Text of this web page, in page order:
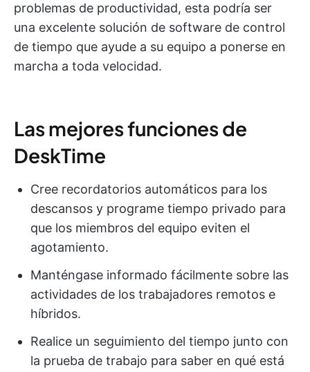
problemas de productividad, esta podría ser
una excelente solución de software de control
de tiempo que ayude a su equipo a ponerse en
marcha a toda velocidad.
Las mejores funciones de
DeskTime
Cree recordatorios automáticos para los
descansos y programe tiempo privado para
que los miembros del equipo eviten el
agotamiento.
Manténgase informado fácilmente sobre las
actividades de los trabajadores remotos e
híbridos.
Realice un seguimiento del tiempo junto con
la prueba de trabajo para saber en qué está